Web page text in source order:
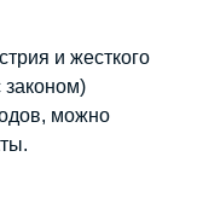
и жесткого
можно